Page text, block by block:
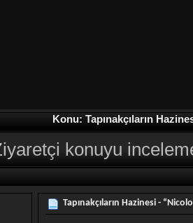
Konu: Tapınakçıların
konuyu
Tapınakçıların Hazinesi -